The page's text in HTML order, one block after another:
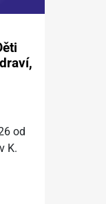
od
K.